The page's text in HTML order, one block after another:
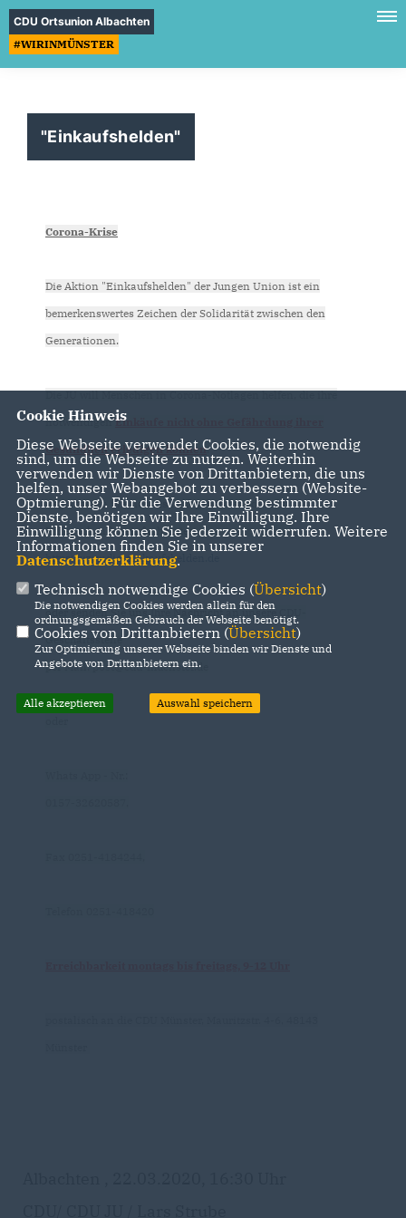
CDU Ortsunion Albachten
#WIRINMÜNSTER
"Einkaufshelden"
Corona-Krise
Die Aktion "Einkaufshelden" der Jungen Union ist ein
bemerkenswertes Zeichen der Solidarität zwischen den
Generationen.
Die JU will Menschen in Corona-Notlagen helfen, die ihre
notwendigenEinkäufe nicht ohne Gefährdung ihrer
Gesundheit erledigen können.
Registrieren Sie sich als Hilfegebender oder als
Hilfesuchender einfach unter:
https://www.die-einkaufshelden.de
oder senden Sie uns Ihre Nachricht an unsere CDU-
Geschäftsstelle
per Mail: post@cdu-muenster.de
Cookie Hinweis
Diese Webseite verwendet Cookies, die notwendig
sind, um die Webseite zu nutzen. Weiterhin
verwenden wir Dienste von Drittanbietern, die uns
helfen, unser Webangebot zu verbessern (Website-
Optmierung). Für die Verwendung bestimmter
Dienste, benötigen wir Ihre Einwilligung. Ihre
Einwilligung können Sie jederzeit widerrufen. Weitere
Informationen finden Sie in unserer
Datenschutzerklärung.
Technisch notwendige Cookies (Übersicht)
Die notwendigen Cookies werden allein für den
ordnungsgemäßen Gebrauch der Webseite benötigt.
Cookies von Drittanbietern (Übersicht)
Zur Optimierung unserer Webseite binden wir Dienste und
Angebote von Drittanbietern ein.
Alle akzeptieren Auswahl speichern